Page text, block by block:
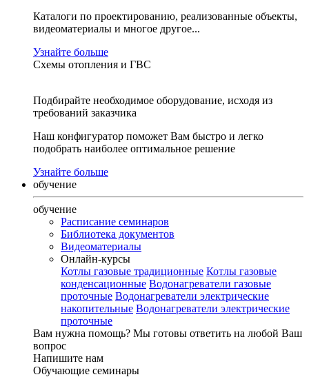
Каталоги по проектированию, реализованные объекты,
видеоматериалы и многое другое...
Узнайте больше
Схемы отопления и ГВС
Подбирайте необходимое оборудование, исходя из
требований заказчика
Наш конфигуратор поможет Вам быстро и легко
подобрать наиболее оптимальное решение
Узнайте больше
обучение
обучение
Расписание семинаров
Библиотека документов
Видеоматериалы
Онлайн-курсы
Котлы газовые традиционные Котлы газовые
конденсационные Водонагреватели газовые
проточные Водонагреватели электрические
накопительные Водонагреватели электрические
проточные
Вам нужна помощь? Мы готовы ответить на любой Ваш
вопрос
Напишите нам
Обучающие семинары